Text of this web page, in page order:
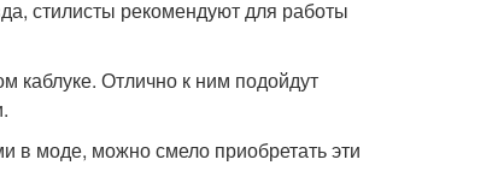
стилисты рекомендуют для работы
каблуке. Отлично к ним подойдут
в моде, можно смело приобретать эти